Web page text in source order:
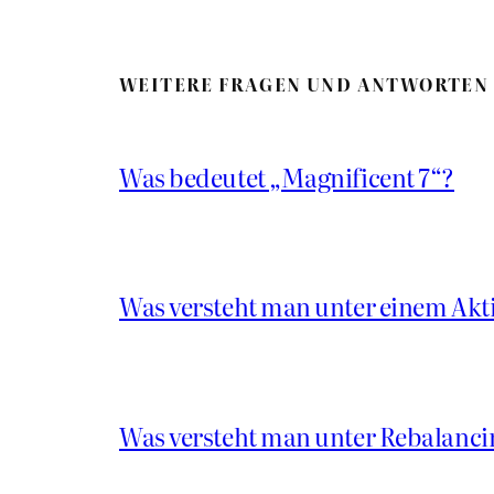
WEITERE FRAGEN UND ANTWORTEN
Was bedeutet „Magnificent 7“?
Was versteht man unter einem
Was versteht man unter